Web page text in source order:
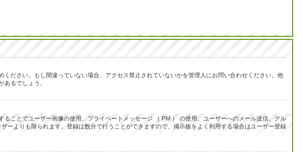
ださい。もし間違っていない場合、アクセス禁止されていないかを管理人にお問い合わせください。他
るでしょう。
ことでユーザー画像の使用、プライベートメッセージ （ PM ） の使用、ユーザーへのメール送信、グル
よりも限られます。登録は数分で行うことができますので、掲示板をよく利用する場合はユーザー登録